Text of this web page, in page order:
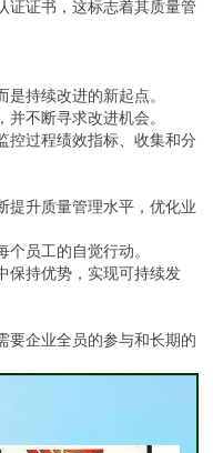
证证书，这标志着其质量管
持续改进的新起点。
不断寻求改进机会。
控过程绩效指标、收集和分
提升质量管理水平，优化业
员工的自觉行动。
保持优势，实现可持续发
要企业全员的参与和长期的